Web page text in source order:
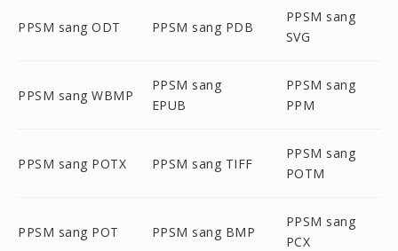
PPSM sang ODT PPSM sang PDB
PPSM sang
SVG
PPSM sang WBMP
PPSM sang
EPUB
PPSM sang
PPM
PPSM sang POTX PPSM sang TIFF
PPSM sang
POTM
PPSM sang POT PPSM sang BMP
PPSM sang
PCX